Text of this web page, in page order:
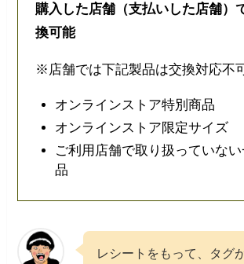
購入した店舗（支払いした店舗）
換可能
※店舗では下記製品は交換対応不
オンラインストア特別商品
オンラインストア限定サイズ
ご利用店舗で取り扱っていな
品
レシートをもって、タグ